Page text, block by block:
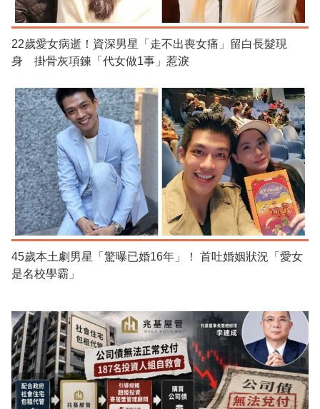
22歲愛女病逝！資深男星「走不出喪女痛」留白長髮現
身 掛骨灰項鍊「代女做1事」惹淚
45歲本土劇男星「驚曝已婚16年」！ 首吐婚姻狀況「愛女
是名校學霸」